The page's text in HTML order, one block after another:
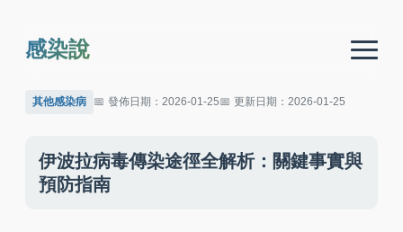
感染說
其他感染病 發佈日期：2026-01-25 更新日期：2026-01-25
伊波拉病毒傳染途徑全解析：關鍵事實與
預防指南